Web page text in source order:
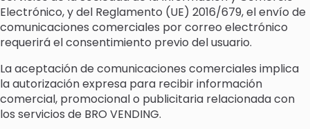
Electrónico, y del Reglamento (UE) 2016/679, el envío de
comunicaciones comerciales por correo electrónico
requerirá el consentimiento previo del usuario.
La aceptación de comunicaciones comerciales implica
la autorización expresa para recibir información
comercial, promocional o publicitaria relacionada con
los servicios de BRO VENDING.